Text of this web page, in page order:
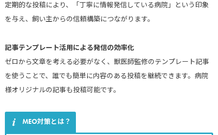
定期的な投稿により、「丁寧に情報発信している病院」という印象
を与え、飼い主からの信頼構築につながります。
記事テンプレート活用による発信の効率化
ゼロから文章を考える必要がなく、獣医師監修のテンプレート記事
を使うことで、誰でも簡単に内容のある投稿を継続できます。病院
様オリジナルの記事も投稿可能です。
MEO対策とは？